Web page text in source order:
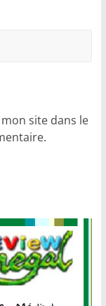
site dans le